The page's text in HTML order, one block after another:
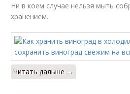
Ни в коем случае нельзя мыть
хранением.
Читать дальше →